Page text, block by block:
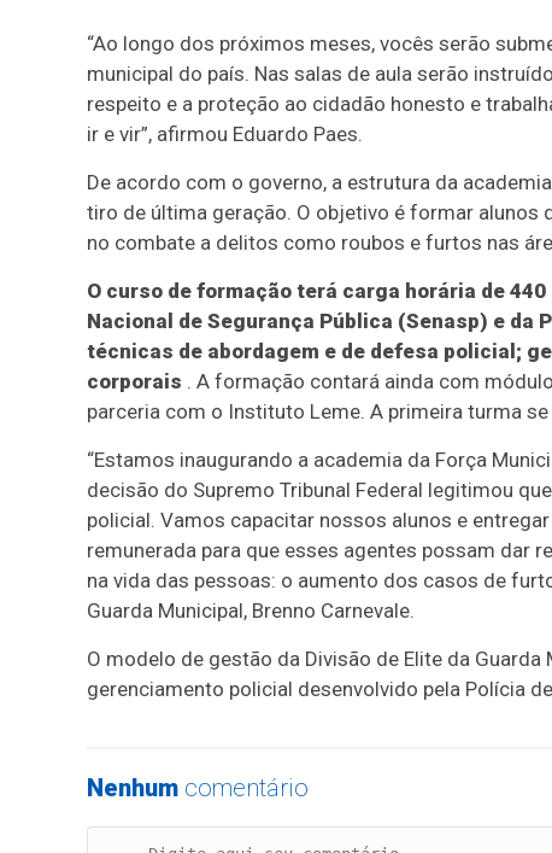
“Ao longo dos próximos meses, vocês serão
municipal do país. Nas salas de aula serão
respeito e a proteção ao cidadão honesto e
ir e vir”, afirmou Eduardo Paes.
De acordo com o governo, a estrutura da
tiro de última geração. O objetivo é formar alunos
no combate a delitos como roubos e furtos nas
O curso de formação terá carga horária de
Nacional de Segurança Pública (Senasp) e da
técnicas de abordagem e de defesa policial;
corporais . A formação contará ainda com
parceria com o Instituto Leme. A primeira turma
“Estamos inaugurando a academia da Força
decisão do Supremo Tribunal Federal legitimou
policial. Vamos capacitar nossos alunos e
remunerada para que esses agentes possam dar
na vida das pessoas: o aumento dos casos de
Guarda Municipal, Brenno Carnevale.
O modelo de gestão da Divisão de Elite da
gerenciamento policial desenvolvido pela Polícia
Nenhum comentário